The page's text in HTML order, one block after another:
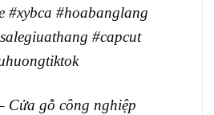
#xybca #hoabanglang
#capcut
Cửa gỗ công nghiệp